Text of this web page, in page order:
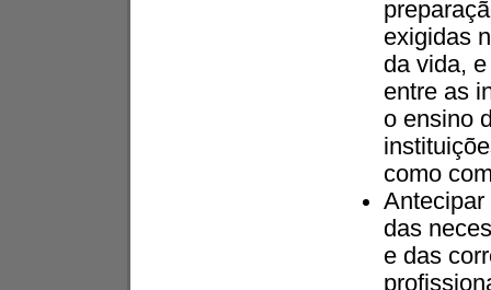
exigidas
da vida,
entre as
o ensino
como
Antecipar
das
e das